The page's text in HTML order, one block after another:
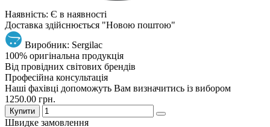
Наявність: Є в наявності
Доставка здійснюється "Новою поштою"
Виробник: Sergilac
100% оригінальна продукція
Від провідних світових брендів
Професійна консультація
Наші фахівці допоможуть Вам визначитись із вибором
1250.00 грн.
Купити
Швидке замовлення